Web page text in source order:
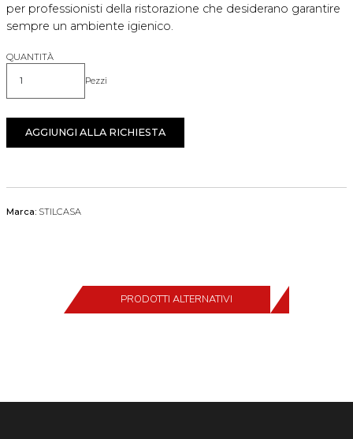
per professionisti della ristorazione che desiderano garantire
sempre un ambiente igienico.
QUANTITÀ
Quantità Pezzi
AGGIUNGI ALLA RICHIESTA
Marca: STILCASA
PRODOTTI ALTERNATIVI